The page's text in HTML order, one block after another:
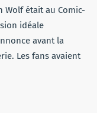
Wolf était au Comic-
idéale
avant la
Les fans avaient